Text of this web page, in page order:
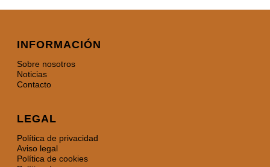
INFORMACIÓN
Sobre nosotros
Noticias
Contacto
LEGAL
Política de privacidad
Aviso legal
Política de cookies